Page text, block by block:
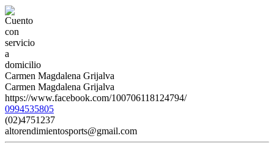
Carmen Magdalena Grijalva
Carmen Magdalena Grijalva
https://www.facebook.com/100706118124794/
0994535805
(02)4751237
altorendimientosports@gmail.com